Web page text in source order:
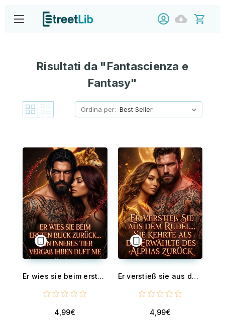
Risultati da "Fantascienza e
Fantasy"
Ordina per:
Er wies sie beim ersten Blick zurück... Sein inneres Tier vergaß ihren Duft nie - Eine dunkle paranormale Werwolf-Romanze
4,99€
Er verstieß sie aus dem Rudel... Sie kehrte als die Erwählte des Alphas zurück - Eine dunkle paranormale Shifter-Romanze
4,99€